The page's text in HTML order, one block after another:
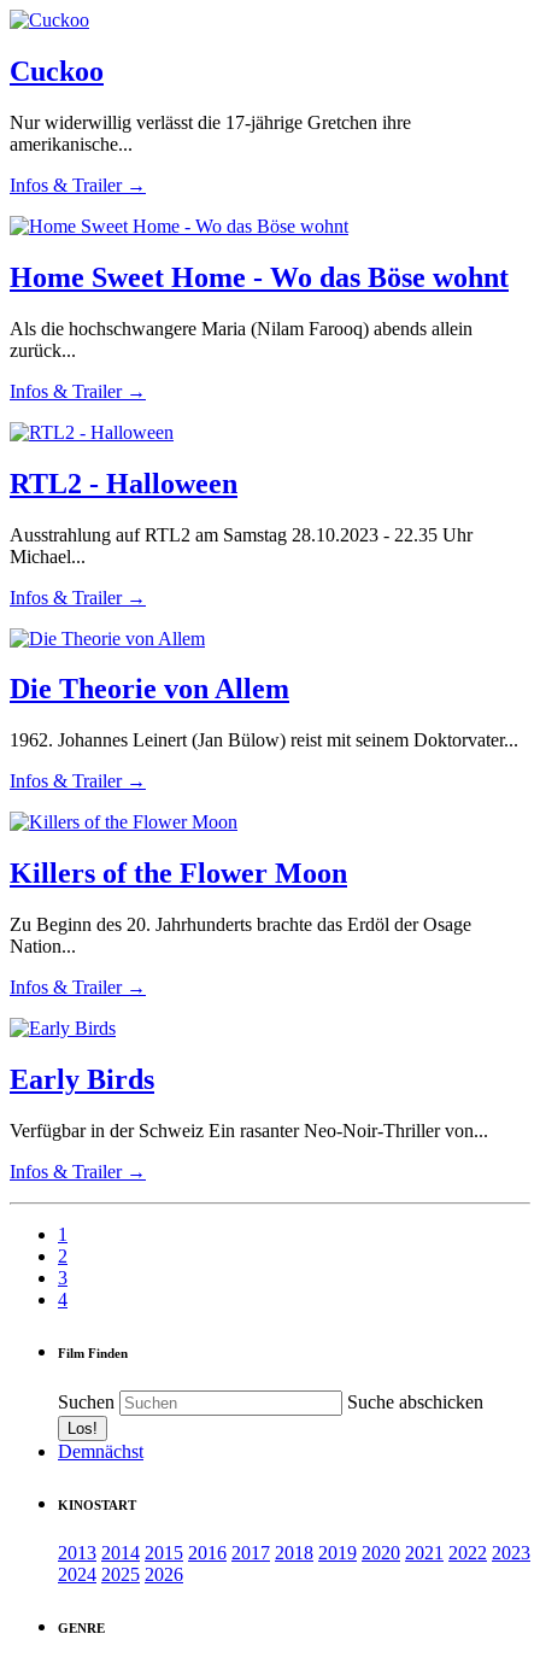
Cuckoo
Nur widerwillig verlässt die 17-jährige Gretchen ihre
amerikanische...
Infos & Trailer →
Home Sweet Home - Wo das Böse wohnt
Als die hochschwangere Maria (Nilam Farooq) abends allein
zurück...
Infos & Trailer →
RTL2 - Halloween
Ausstrahlung auf RTL2 am Samstag 28.10.2023 - 22.35 Uhr
Michael...
Infos & Trailer →
Die Theorie von Allem
1962. Johannes Leinert (Jan Bülow) reist mit seinem Doktorvater...
Infos & Trailer →
Killers of the Flower Moon
Zu Beginn des 20. Jahrhunderts brachte das Erdöl der Osage
Nation...
Infos & Trailer →
Early Birds
Verfügbar in der Schweiz Ein rasanter Neo-Noir-Thriller von...
Infos & Trailer →
1
2
3
4
Film Finden
Suchen Suche abschicken
Demnächst
KINOSTART
2013 2014 2015 2016 2017 2018 2019 2020 2021 2022 2023
2024 2025 2026
GENRE